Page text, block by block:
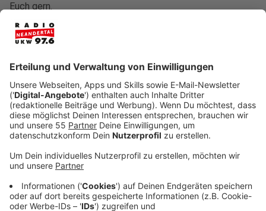
Euch gern.
Damit kann man mir eine Freude machen:
und kleinen Überraschungen.
Das nervt mich:
Schlechte Laune, Unpünktlichkeit, Unwahrheit, zu viel
Regen.
Was ich außer Radio Neandertal unbedingt zum Leben
brauche:
Meine Familie, Freunde, guten Wein, Achterbahnen, gute
Musik.